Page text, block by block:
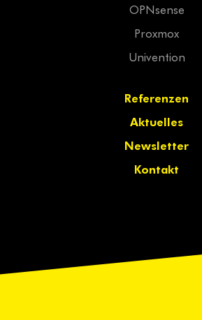
OPNsense
Proxmox
Univention
Referenzen
Aktuelles
Newsletter
Kontakt